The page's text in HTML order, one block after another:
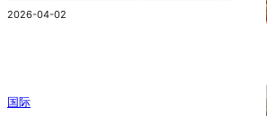
2026-04-02
国际